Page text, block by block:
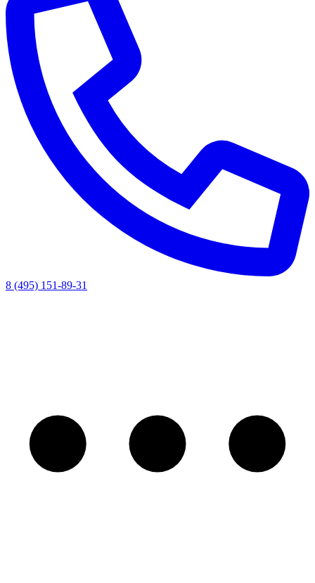
8 (495) 151-89-31